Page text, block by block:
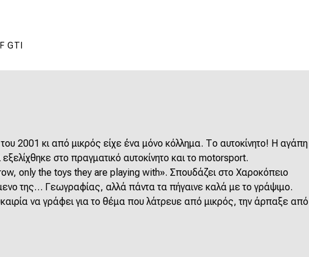
GTI
2001 κι από μικρός είχε ένα μόνο κόλλημα. Το αυτοκίνητο! Η αγάπη
στο πραγματικό αυτοκίνητο και το motorsport.
only the toys they are playing with». Σπουδάζει στο Χαροκόπειο
της… Γεωγραφίας, αλλά πάντα τα πήγαινε καλά με το γράψιμο.
να γράφει για το θέμα που λάτρευε από μικρός, την άρπαξε από